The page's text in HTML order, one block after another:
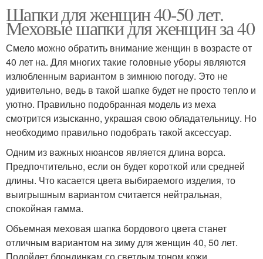
Шапки для женщин 40-50 лет.
Меховые шапки для женщин за 40
Смело можно обратить внимание женщин в возрасте от
40 лет на. Для многих такие головные уборы являются
излюбленным вариантом в зимнюю погоду. Это не
удивительно, ведь в такой шапке будет не просто тепло и
уютно. Правильно подобранная модель из меха
смотрится изысканно, украшая свою обладательницу. Но
необходимо правильно подобрать такой аксессуар.
Одним из важных нюансов является длина ворса.
Предпочтительно, если он будет короткой или средней
длины. Что касается цвета выбираемого изделия, то
выигрышным вариантом считается нейтральная,
спокойная гамма.
Объемная меховая шапка бордового цвета станет
отличным вариантом на зиму для женщин 40, 50 лет.